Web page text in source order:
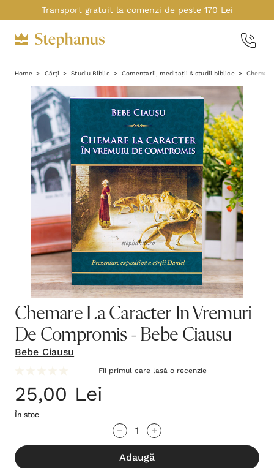
Transport gratuit la comenzi de peste 170 Lei
Home Cărți Studiu Biblic Comentarii, meditații & studii biblice
Chemare La Caracter In Vremuri
De Compromis - Bebe Ciausu
Bebe Ciausu
Fii primul care lasă o recenzie
25,00 Lei
În stoc
te!
Stocul
Adaugă